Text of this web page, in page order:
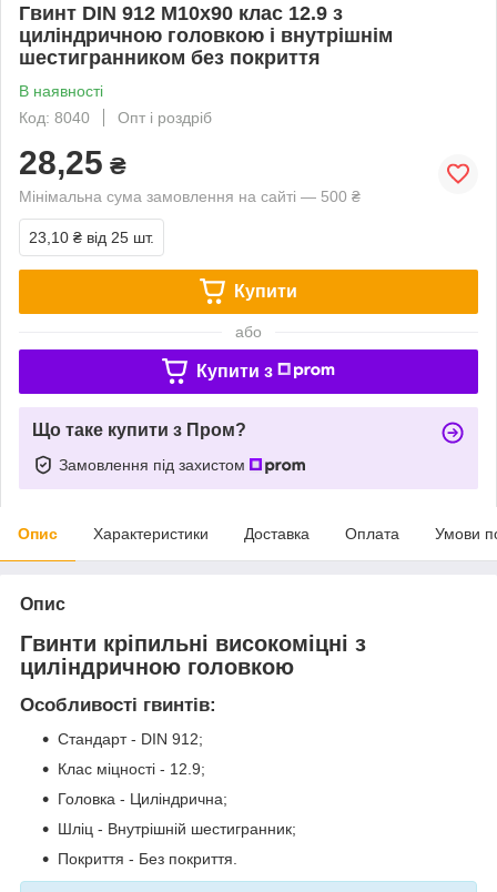
Гвинт DIN 912 М10х90 клас 12.9 з
циліндричною головкою і внутрішнім
шестигранником без покриття
В наявності
Код: 8040
Опт і роздріб
28,25 ₴
Мінімальна сума замовлення на сайті — 500 ₴
23,10 ₴ від 25 шт.
Купити
або
Купити з
Що таке купити з Пром?
Замовлення під захистом
Опис Характеристики Доставка Оплата Умови
Опис
Гвинти кріпильні високоміцні з
циліндричною головкою
Особливості гвинтів:
Стандарт - DIN 912;
Клас міцності - 12.9;
Головка - Циліндрична;
Шліц - Внутрішній шестигранник;
Покриття - Без покриття.